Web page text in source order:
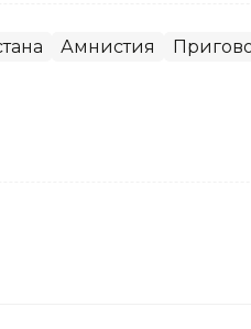
Амнистия